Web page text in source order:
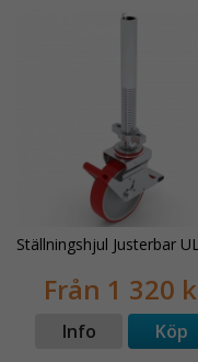
Ställningshjul Justerbar
Från 1 320
Info Köp